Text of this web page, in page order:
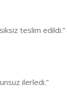
teslim edildi.”
ilerledi.”